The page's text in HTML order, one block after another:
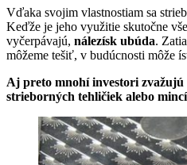
Vďaka svojim vlastnostiam sa
Keďže je jeho využitie skutočne
vyčerpávajú, nálezísk ubúda.
môžeme tešiť, v budúcnosti môže
Aj preto mnohí investori zvažujú
strieborných tehličiek alebo